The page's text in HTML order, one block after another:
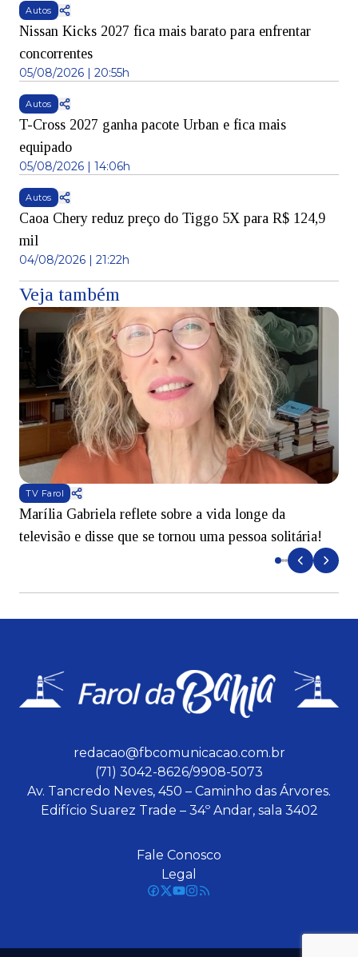
Autos
Nissan Kicks 2027 fica mais barato para enfrentar
concorrentes
05/08/2026 | 20:55h
Autos
T-Cross 2027 ganha pacote Urban e fica mais
equipado
05/08/2026 | 14:06h
Autos
Caoa Chery reduz preço do Tiggo 5X para R$ 124,9
mil
04/08/2026 | 21:22h
Veja também
TV Farol
Marília Gabriela reflete sobre a vida longe da
televisão e disse que se tornou uma pessoa solitária!
redacao@fbcomunicacao.com.br
(71) 3042-8626/9908-5073
Av. Tancredo Neves, 450 – Caminho das Árvores.
Edifício Suarez Trade – 34º Andar, sala 3402
Fale Conosco
Legal